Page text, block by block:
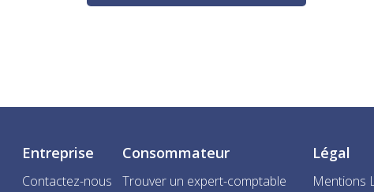
Entreprise
Contactez-nous
Consommateur
Trouver un expert-comptable
Légal
Mentions